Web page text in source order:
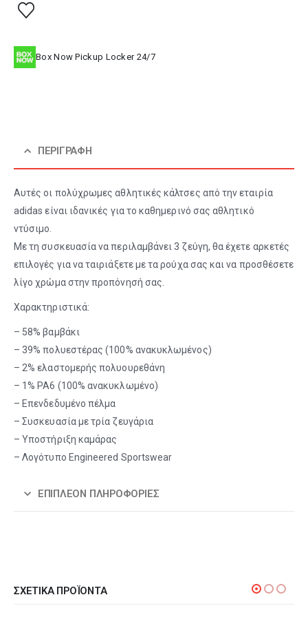
Box Now Pickup Locker 24/7
ΠΕΡΙΓΡΑΦΉ
Αυτές οι πολύχρωμες αθλητικές κάλτσες από την εταιρία
adidas είναι ιδανικές για το καθημερινό σας αθλητικό
ντύσιμο.
Με τη συσκευασία να περιλαμβάνει 3 ζεύγη, θα έχετε αρκετές
επιλογές για να ταιριάξετε με τα ρούχα σας και να προσθέσετε
λίγο χρώμα στην προπόνησή σας.
Χαρακτηριστικά:
– 58% βαμβάκι
– 39% πολυεστέρας (100% ανακυκλωμένος)
– 2% ελαστομερής πολυουρεθάνη
– 1% PA6 (100% ανακυκλωμένο)
– Επενδεδυμένο πέλμα
– Συσκευασία με τρία ζευγάρια
– Υποστήριξη καμάρας
– Λογότυπο Engineered Sportswear
ΕΠΙΠΛΈΟΝ ΠΛΗΡΟΦΟΡΊΕΣ
ΣΧΕΤΙΚΆ ΠΡΟΪΌΝΤΑ